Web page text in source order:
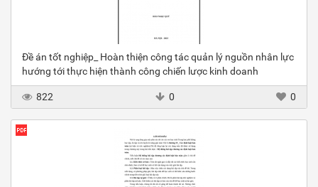
Đề án tốt nghiệp_ Hoàn thiện công tác quản lý nguồn nhân lực
hướng tới thực hiện thành công chiến lược kinh doanh
822 0 0